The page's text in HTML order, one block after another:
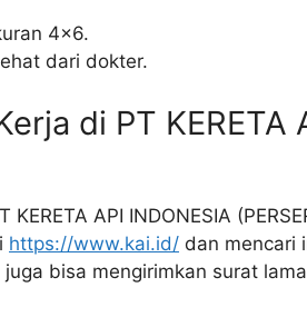
4×6.
dari dokter.
di PT KERETA
API INDONESIA
https://www.kai.id/ dan mencari
bisa mengirimkan surat